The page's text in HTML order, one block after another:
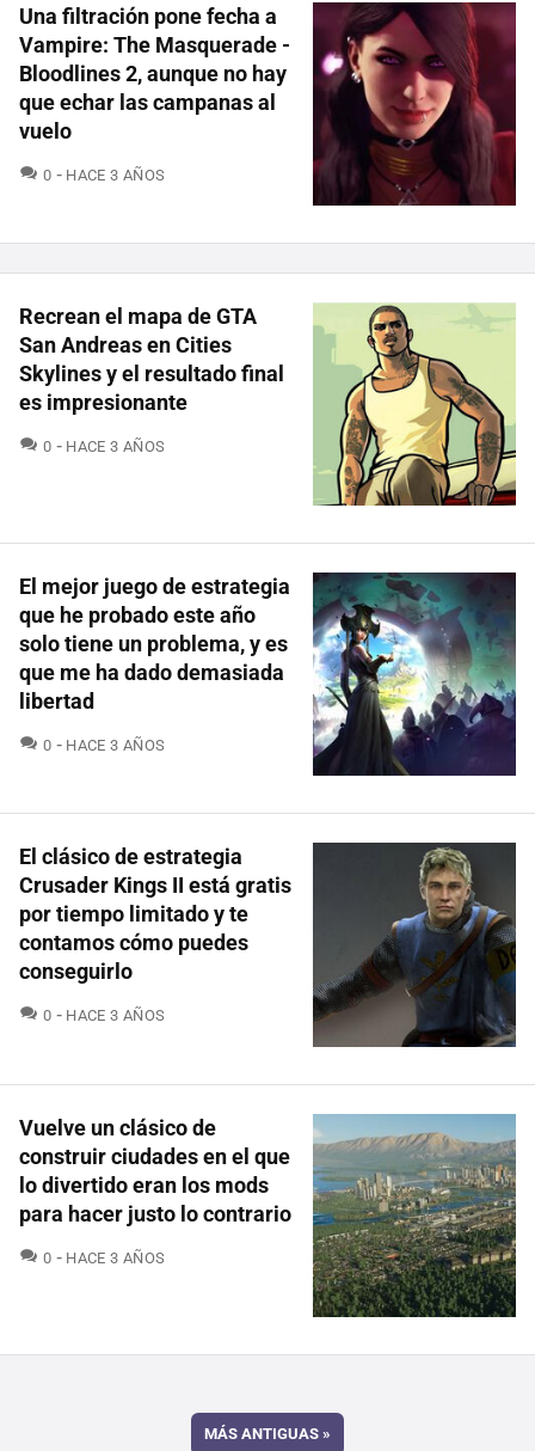
Una filtración pone fecha a
Vampire: The Masquerade -
Bloodlines 2, aunque no hay
que echar las campanas al
vuelo
0 COMENTARIOS
HACE 3 AÑOS
Recrean el mapa de GTA
San Andreas en Cities
Skylines y el resultado final
es impresionante
0 COMENTARIOS
HACE 3 AÑOS
El mejor juego de estrategia
que he probado este año
solo tiene un problema, y es
que me ha dado demasiada
libertad
0 COMENTARIOS
HACE 3 AÑOS
El clásico de estrategia
Crusader Kings II está gratis
por tiempo limitado y te
contamos cómo puedes
conseguirlo
0 COMENTARIOS
HACE 3 AÑOS
Vuelve un clásico de
construir ciudades en el que
lo divertido eran los mods
para hacer justo lo contrario
0 COMENTARIOS
HACE 3 AÑOS
MÁS ANTIGUAS »